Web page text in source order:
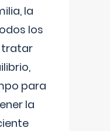
la
los
tratar
para
la